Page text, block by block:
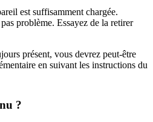
est suffisamment chargée.
problème. Essayez de la retirer
présent, vous devrez peut-être
en suivant les instructions du
?